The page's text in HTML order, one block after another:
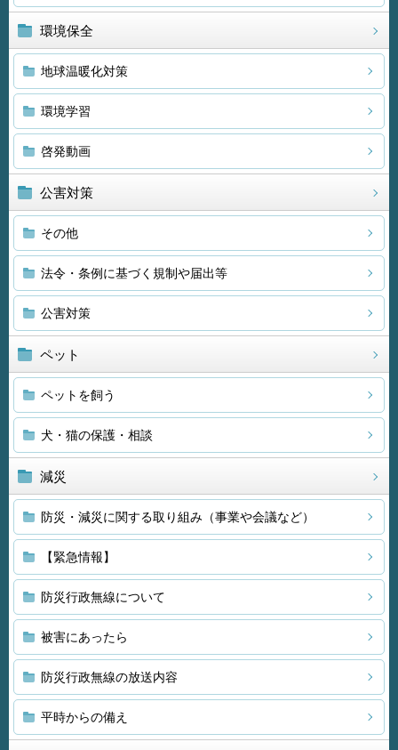
環境保全
地球温暖化対策
環境学習
啓発動画
公害対策
その他
法令・条例に基づく規制や届出等
公害対策
ペット
ペットを飼う
犬・猫の保護・相談
減災
防災・減災に関する取り組み（事業や会議など）
【緊急情報】
防災行政無線について
被害にあったら
防災行政無線の放送内容
平時からの備え